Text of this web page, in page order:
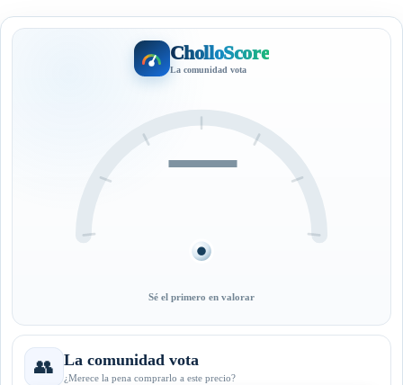
CholloScore
La comunidad vota
—
Sé el primero en valorar
👥 La comunidad vota
¿Merece la pena comprarlo a este precio?